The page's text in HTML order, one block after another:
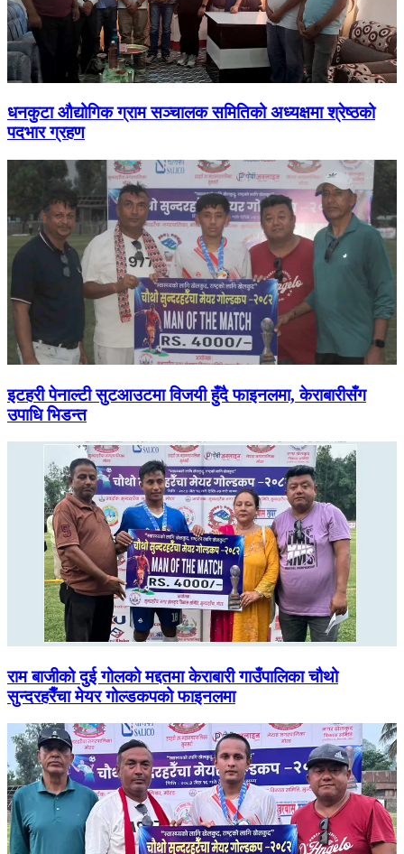
धनकुटा औद्योगिक ग्राम सञ्चालक समितिको अध्यक्षमा श्रेष्ठको
पदभार ग्रहण
इटहरी पेनाल्टी सुटआउटमा विजयी हुँदै फाइनलमा, केराबारीसँग
उपाधि भिडन्त
राम बाजीको दुई गोलको मद्दतमा केराबारी गाउँपालिका चौथो
सुन्दरहरैँचा मेयर गोल्डकपको फाइनलमा